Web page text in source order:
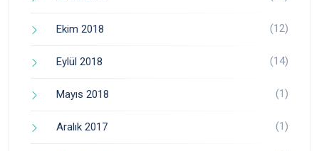
Ekim 2018 (12)
Eylül 2018 (14)
Mayıs 2018 (1)
Aralık 2017 (1)